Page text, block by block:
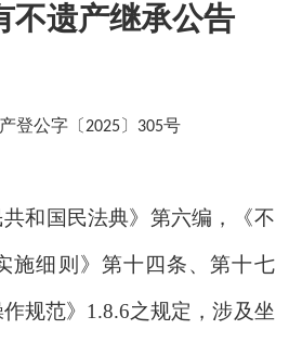
不遗产继承公告
登公字〔2025〕 305号
和国民法典》第六编 ， 《不
施细则》第十四条、第十七
规范》 1.8.6之规定 ，涉及坐